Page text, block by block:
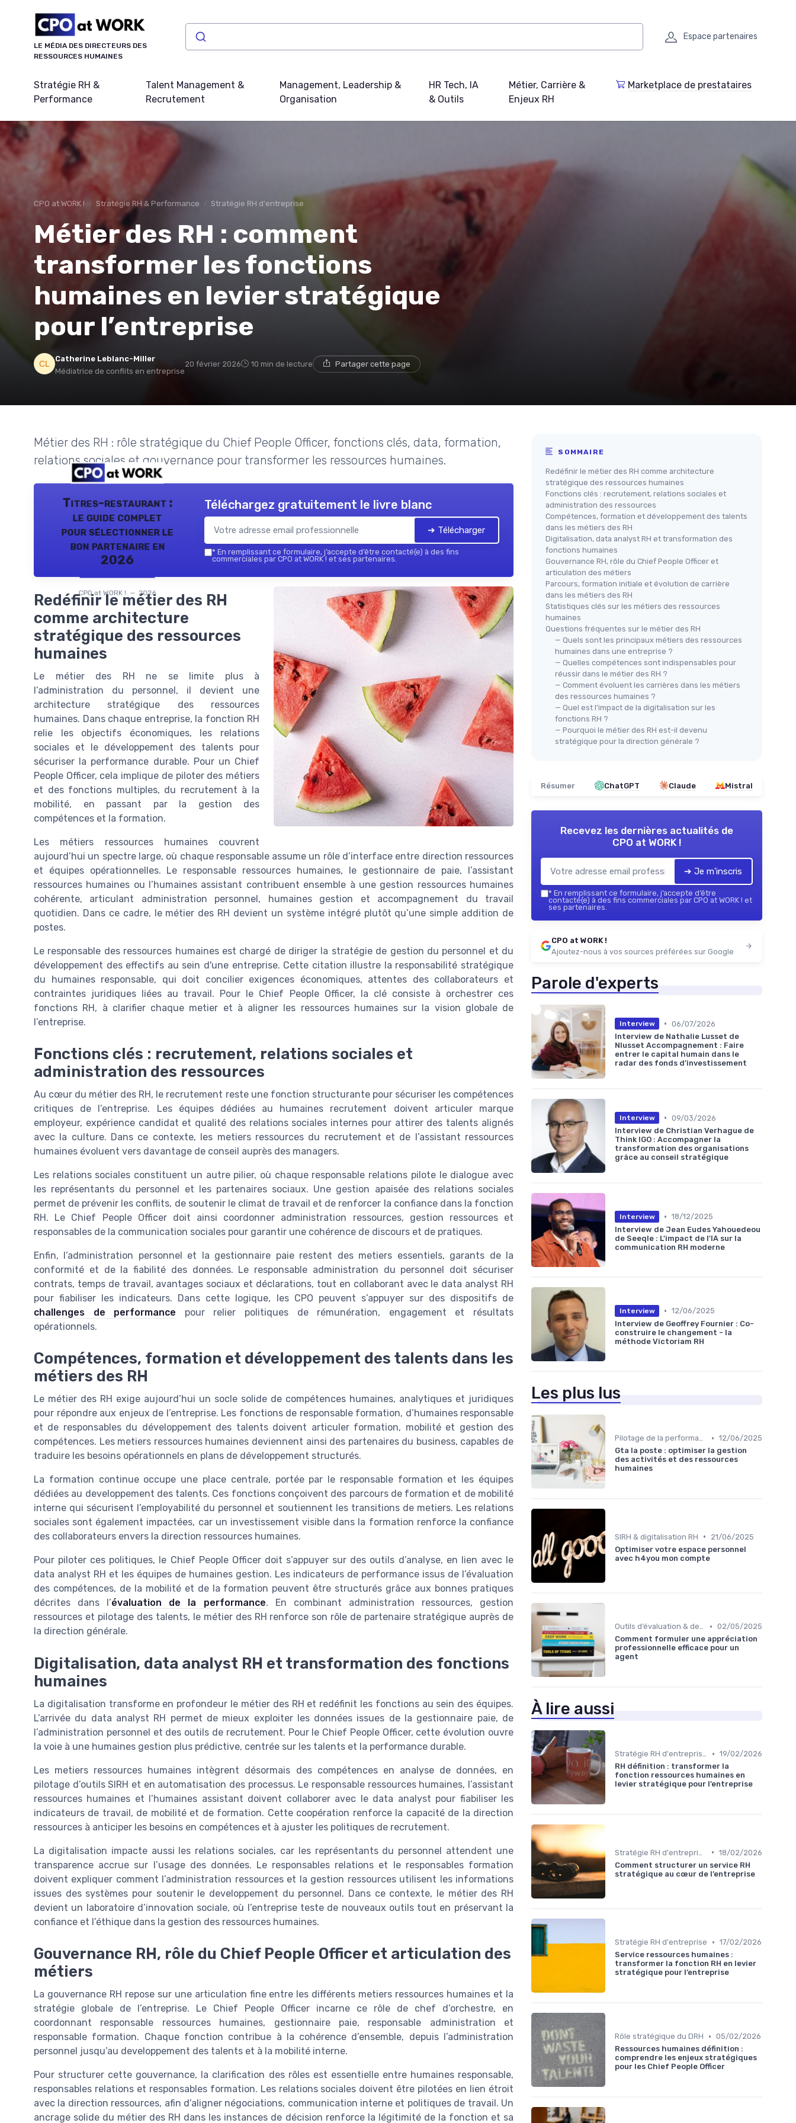
LE MÉDIA DES DIRECTEURS DES
RESSOURCES HUMAINES
Espace partenaires
Stratégie RH &
Performance
Talent Management &
Recrutement
Management, Leadership &
Organisation
HR Tech, IA
& Outils
Métier, Carrière &
Enjeux RH
Marketplace de prestataires
CPO at WORK ! Stratégie RH & Performance Stratégie RH d'entreprise
Métier des RH : comment
transformer les fonctions
humaines en levier stratégique
pour l’entreprise
Catherine Leblanc-Miller
Médiatrice de conflits en entreprise
20 février 2026 10 min de lecture Partager cette page
Métier des RH : rôle stratégique du Chief People Officer, fonctions clés, data, formation,
relations sociales et gouvernance pour transformer les ressources humaines.
Titres-restaurant :
le guide complet
pour sélectionner le
bon partenaire en
2026
CPO at WORK ! — 2026
Téléchargez gratuitement le livre blanc
➔ Télécharger
* En remplissant ce formulaire, j’accepte d’être contacté(e) à des fins
commerciales par CPO at WORK ! et ses partenaires.
Redéfinir le métier des RH
comme architecture
stratégique des ressources
humaines
Le métier des RH ne se limite plus à
l’administration du personnel, il devient une
architecture stratégique des ressources
humaines. Dans chaque entreprise, la fonction RH
relie les objectifs économiques, les relations
sociales et le développement des talents pour
sécuriser la performance durable. Pour un Chief
People Officer, cela implique de piloter des métiers
et des fonctions multiples, du recrutement à la
mobilité, en passant par la gestion des
compétences et la formation.
Les métiers ressources humaines couvrent
aujourd’hui un spectre large, où chaque responsable assume un rôle d’interface entre direction ressources
et équipes opérationnelles. Le responsable ressources humaines, le gestionnaire de paie, l’assistant
ressources humaines ou l’humaines assistant contribuent ensemble à une gestion ressources humaines
cohérente, articulant administration personnel, humaines gestion et accompagnement du travail
quotidien. Dans ce cadre, le métier des RH devient un système intégré plutôt qu’une simple addition de
postes.
Le responsable des ressources humaines est chargé de diriger la stratégie de gestion du personnel et du
développement des effectifs au sein d'une entreprise. Cette citation illustre la responsabilité stratégique
du humaines responsable, qui doit concilier exigences économiques, attentes des collaborateurs et
contraintes juridiques liées au travail. Pour le Chief People Officer, la clé consiste à orchestrer ces
fonctions RH, à clarifier chaque metier et à aligner les ressources humaines sur la vision globale de
l’entreprise.
Fonctions clés : recrutement, relations sociales et
administration des ressources
Au cœur du métier des RH, le recrutement reste une fonction structurante pour sécuriser les compétences
critiques de l’entreprise. Les équipes dédiées au humaines recrutement doivent articuler marque
employeur, expérience candidat et qualité des relations sociales internes pour attirer des talents alignés
avec la culture. Dans ce contexte, les metiers ressources du recrutement et de l’assistant ressources
humaines évoluent vers davantage de conseil auprès des managers.
Les relations sociales constituent un autre pilier, où chaque responsable relations pilote le dialogue avec
les représentants du personnel et les partenaires sociaux. Une gestion apaisée des relations sociales
permet de prévenir les conflits, de soutenir le climat de travail et de renforcer la confiance dans la fonction
RH. Le Chief People Officer doit ainsi coordonner administration ressources, gestion ressources et
responsables de la communication sociales pour garantir une cohérence de discours et de pratiques.
Enfin, l’administration personnel et la gestionnaire paie restent des metiers essentiels, garants de la
conformité et de la fiabilité des données. Le responsable administration du personnel doit sécuriser
contrats, temps de travail, avantages sociaux et déclarations, tout en collaborant avec le data analyst RH
pour fiabiliser les indicateurs. Dans cette logique, les CPO peuvent s’appuyer sur des dispositifs de
challenges de performance pour relier politiques de rémunération, engagement et résultats
opérationnels.
Compétences, formation et développement des talents dans les
métiers des RH
Le métier des RH exige aujourd’hui un socle solide de compétences humaines, analytiques et juridiques
pour répondre aux enjeux de l’entreprise. Les fonctions de responsable formation, d’humaines responsable
et de responsables du développement des talents doivent articuler formation, mobilité et gestion des
compétences. Les metiers ressources humaines deviennent ainsi des partenaires du business, capables de
traduire les besoins opérationnels en plans de développement structurés.
La formation continue occupe une place centrale, portée par le responsable formation et les équipes
dédiées au developpement des talents. Ces fonctions conçoivent des parcours de formation et de mobilité
interne qui sécurisent l’employabilité du personnel et soutiennent les transitions de metiers. Les relations
sociales sont également impactées, car un investissement visible dans la formation renforce la confiance
des collaborateurs envers la direction ressources humaines.
Pour piloter ces politiques, le Chief People Officer doit s’appuyer sur des outils d’analyse, en lien avec le
data analyst RH et les équipes de humaines gestion. Les indicateurs de performance issus de l’évaluation
des compétences, de la mobilité et de la formation peuvent être structurés grâce aux bonnes pratiques
décrites dans l’évaluation de la performance. En combinant administration ressources, gestion
ressources et pilotage des talents, le métier des RH renforce son rôle de partenaire stratégique auprès de
la direction générale.
Digitalisation, data analyst RH et transformation des fonctions
humaines
La digitalisation transforme en profondeur le métier des RH et redéfinit les fonctions au sein des équipes.
L’arrivée du data analyst RH permet de mieux exploiter les données issues de la gestionnaire paie, de
l’administration personnel et des outils de recrutement. Pour le Chief People Officer, cette évolution ouvre
la voie à une humaines gestion plus prédictive, centrée sur les talents et la performance durable.
Les metiers ressources humaines intègrent désormais des compétences en analyse de données, en
pilotage d’outils SIRH et en automatisation des processus. Le responsable ressources humaines, l’assistant
ressources humaines et l’humaines assistant doivent collaborer avec le data analyst pour fiabiliser les
indicateurs de travail, de mobilité et de formation. Cette coopération renforce la capacité de la direction
ressources à anticiper les besoins en compétences et à ajuster les politiques de recrutement.
La digitalisation impacte aussi les relations sociales, car les représentants du personnel attendent une
transparence accrue sur l’usage des données. Le responsables relations et le responsables formation
doivent expliquer comment l’administration ressources et la gestion ressources utilisent les informations
issues des systèmes pour soutenir le developpement du personnel. Dans ce contexte, le métier des RH
devient un laboratoire d’innovation sociale, où l’entreprise teste de nouveaux outils tout en préservant la
confiance et l’éthique dans la gestion des ressources humaines.
Gouvernance RH, rôle du Chief People Officer et articulation des
métiers
La gouvernance RH repose sur une articulation fine entre les différents metiers ressources humaines et la
stratégie globale de l’entreprise. Le Chief People Officer incarne ce rôle de chef d’orchestre, en
coordonnant responsable ressources humaines, gestionnaire paie, responsable administration et
responsable formation. Chaque fonction contribue à la cohérence d’ensemble, depuis l’administration
personnel jusqu’au developpement des talents et à la mobilité interne.
Pour structurer cette gouvernance, la clarification des rôles est essentielle entre humaines responsable,
responsables relations et responsables formation. Les relations sociales doivent être pilotées en lien étroit
avec la direction ressources, afin d’aligner négociations, communication interne et politiques de travail. Un
ancrage solide du métier des RH dans les instances de décision renforce la légitimité de la fonction et sa
SOMMAIRE
Redéfinir le métier des RH comme architecture
stratégique des ressources humaines
Fonctions clés : recrutement, relations sociales et
administration des ressources
Compétences, formation et développement des talents
dans les métiers des RH
Digitalisation, data analyst RH et transformation des
fonctions humaines
Gouvernance RH, rôle du Chief People Officer et
articulation des métiers
Parcours, formation initiale et évolution de carrière
dans les métiers des RH
Statistiques clés sur les métiers des ressources
humaines
Questions fréquentes sur le métier des RH
— Quels sont les principaux métiers des ressources
humaines dans une entreprise ?
— Quelles compétences sont indispensables pour
réussir dans le métier des RH ?
— Comment évoluent les carrières dans les métiers
des ressources humaines ?
— Quel est l’impact de la digitalisation sur les
fonctions RH ?
— Pourquoi le métier des RH est-il devenu
stratégique pour la direction générale ?
Résumer ChatGPT Claude Mistral
Recevez les dernières actualités de
CPO at WORK !
➔ Je m'inscris
* En remplissant ce formulaire, j’accepte d’être
contacté(e) à des fins commerciales par CPO at WORK ! et
ses partenaires.
CPO at WORK !
Ajoutez-nous à vos sources préférées sur Google
Parole d'experts
Interview • 06/07/2026
Interview de Nathalie Lusset de
Nlusset Accompagnement : Faire
entrer le capital humain dans le
radar des fonds d’investissement
Interview • 09/03/2026
Interview de Christian Verhague de
Think IGO : Accompagner la
transformation des organisations
grâce au conseil stratégique
Interview • 18/12/2025
Interview de Jean Eudes Yahouedeou
de Seeqle : L'impact de l'IA sur la
communication RH moderne
Interview • 12/06/2025
Interview de Geoffrey Fournier : Co-
construire le changement - la
méthode Victoriam RH
Les plus lus
Pilotage de la performance RH • 12/06/2025
Gta la poste : optimiser la gestion
des activités et des ressources
humaines
SIRH & digitalisation RH •
21/06/2025
Optimiser votre espace personnel
avec h4you mon compte
Outils d’évaluation & de feedback • 02/05/2025
Comment formuler une appréciation
professionnelle efficace pour un
agent
À lire aussi
Stratégie RH d'entreprise • 19/02/2026
RH définition : transformer la
fonction ressources humaines en
levier stratégique pour l’entreprise
• 18/02/2026
Comment structurer un service RH
stratégique au cœur de l’entreprise
Stratégie RH d'entreprise • 17/02/2026
Service ressources humaines :
transformer la fonction RH en levier
stratégique pour l’entreprise
Rôle stratégique du DRH • 05/02/2026
Ressources humaines définition :
comprendre les enjeux stratégiques
pour les Chief People Officer